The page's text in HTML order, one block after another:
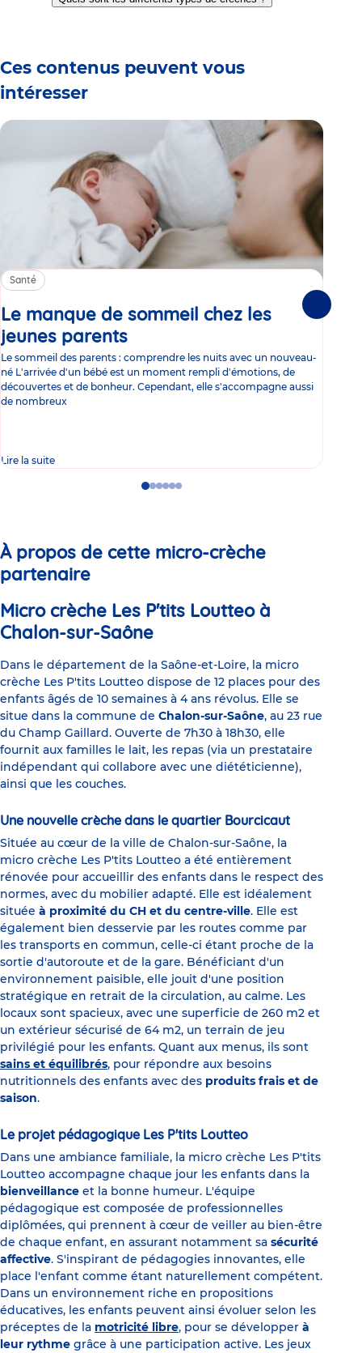
slide
slide
slide
slide
slide
slide
Ces contenus peuvent vous
intéresser
Santé
Le manque de sommeil chez les
jeunes parents
Le sommeil des parents : comprendre les nuits avec un nouveau-
né L'arrivée d'un bébé est un moment rempli d'émotions, de
découvertes et de bonheur. Cependant, elle s'accompagne aussi
de nombreux
Lire la suite
GoGoGoGo
GoGo
À propos de cette micro-crèche
partenaire
Micro crèche Les P'tits Loutteo à
Chalon-sur-Saône
Dans le département de la Saône-et-Loire, la micro
crèche Les P'tits Loutteo dispose de 12 places pour des
enfants âgés de 10 semaines à 4 ans révolus. Elle se
situe dans la commune de Chalon-sur-Saône, au 23 rue
du Champ Gaillard. Ouverte de 7h30 à 18h30, elle
fournit aux familles le lait, les repas (via un prestataire
indépendant qui collabore avec une diététicienne),
ainsi que les couches.
Une nouvelle crèche dans le quartier Bourcicaut
Située au cœur de la ville de Chalon-sur-Saône, la
micro crèche Les P'tits Loutteo a été entièrement
rénovée pour accueillir des enfants dans le respect des
normes, avec du mobilier adapté. Elle est idéalement
située à proximité du CH et du centre-ville. Elle est
également bien desservie par les routes comme par
les transports en commun, celle-ci étant proche de la
sortie d'autoroute et de la gare. Bénéficiant d'un
environnement paisible, elle jouit d'une position
stratégique en retrait de la circulation, au calme. Les
locaux sont spacieux, avec une superficie de 260 m2 et
un extérieur sécurisé de 64 m2, un terrain de jeu
privilégié pour les enfants. Quant aux menus, ils sont
sains et équilibrés, pour répondre aux besoins
nutritionnels des enfants avec des produits frais et de
saison.
Le projet pédagogique Les P'tits Loutteo
Dans une ambiance familiale, la micro crèche Les P'tits
Loutteo accompagne chaque jour les enfants dans la
bienveillance et la bonne humeur. L'équipe
pédagogique est composée de professionnelles
diplômées, qui prennent à cœur de veiller au bien-être
de chaque enfant, en assurant notamment sa sécurité
affective. S'inspirant de pédagogies innovantes, elle
place l'enfant comme étant naturellement compétent.
Dans un environnement riche en propositions
éducatives, les enfants peuvent ainsi évoluer selon les
préceptes de la motricité libre, pour se développer à
leur rythme grâce à une participation active. Les jeux